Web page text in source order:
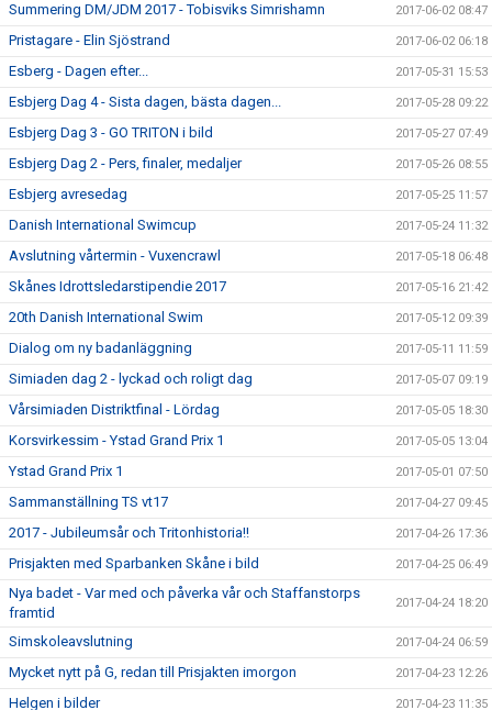
Summering DM/JDM 2017 - Tobisviks Simrishamn 2017-06-02 08:47
Pristagare - Elin Sjöstrand 2017-06-02 06:18
Esberg - Dagen efter... 2017-05-31 15:53
Esbjerg Dag 4 - Sista dagen, bästa dagen... 2017-05-28 09:22
Esbjerg Dag 3 - GO TRITON i bild 2017-05-27 07:49
Esbjerg Dag 2 - Pers, finaler, medaljer 2017-05-26 08:55
Esbjerg avresedag 2017-05-25 11:57
Danish International Swimcup 2017-05-24 11:32
Avslutning vårtermin - Vuxencrawl 2017-05-18 06:48
Skånes Idrottsledarstipendie 2017 2017-05-16 21:42
20th Danish International Swim 2017-05-12 09:39
Dialog om ny badanläggning 2017-05-11 11:59
Simiaden dag 2 - lyckad och roligt dag 2017-05-07 09:19
Vårsimiaden Distriktfinal - Lördag 2017-05-05 18:30
Korsvirkessim - Ystad Grand Prix 1 2017-05-05 13:04
Ystad Grand Prix 1 2017-05-01 07:50
Sammanställning TS vt17 2017-04-27 09:45
2017 - Jubileumsår och Tritonhistoria!! 2017-04-26 17:36
Prisjakten med Sparbanken Skåne i bild 2017-04-25 06:49
Nya badet - Var med och påverka vår och Staffanstorps
framtid
2017-04-24 18:20
Simskoleavslutning 2017-04-24 06:59
Mycket nytt på G, redan till Prisjakten imorgon 2017-04-23 12:26
Helgen i bilder 2017-04-23 11:35